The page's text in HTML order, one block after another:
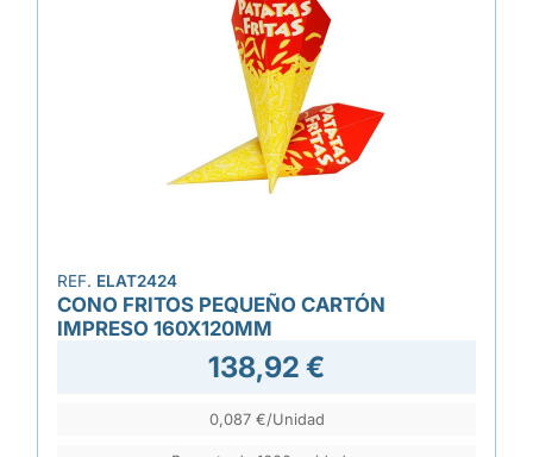
REF. ELAT2424
CONO FRITOS PEQUEÑO CARTÓN
IMPRESO 160X120MM
138,92 €
0,087 €/Unidad